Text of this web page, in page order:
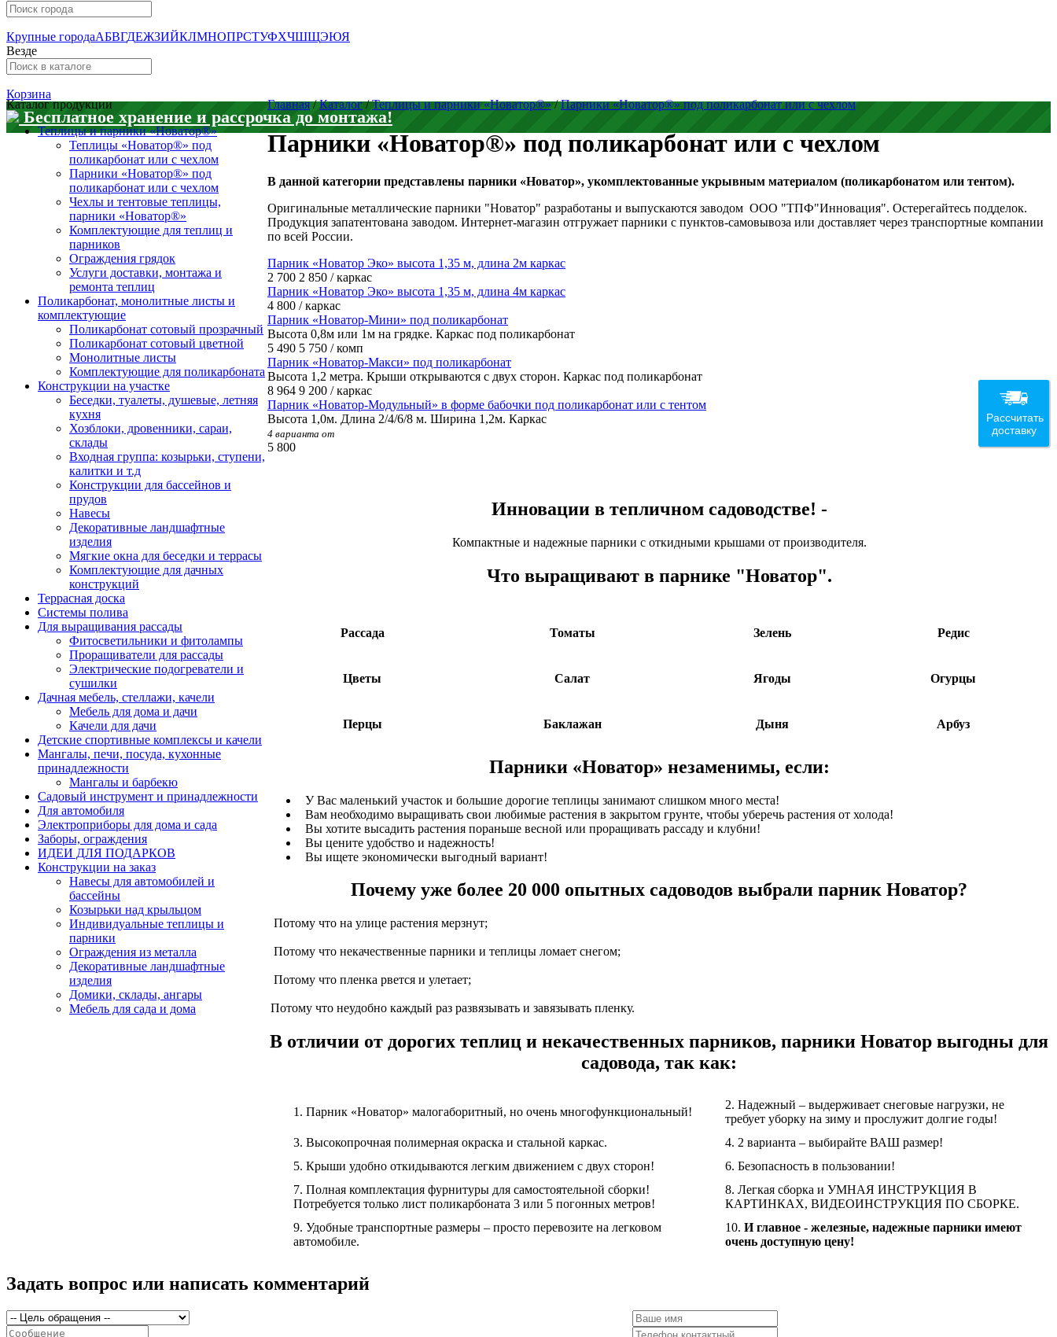
Крупные городаАБВГДЕЖЗИЙКЛМНОПРСТУФХЧШЩЭЮЯ
Везде
Корзина
Бесплатное хранение и рассрочка до монтажа!
Каталог продукции
Теплицы и парники «Новатор®»
Теплицы «Новатор®» под
поликарбонат или с чехлом
Парники «Новатор®» под
поликарбонат или с чехлом
Чехлы и тентовые теплицы,
парники «Новатор®»
Комплектующие для теплиц и
парников
Ограждения грядок
Услуги доставки, монтажа и
ремонта теплиц
Поликарбонат, монолитные листы и
комплектующие
Поликарбонат сотовый прозрачный
Поликарбонат сотовый цветной
Монолитные листы
Комплектующие для поликарбоната
Конструкции на участке
Беседки, туалеты, душевые, летняя
кухня
Хозблоки, дровенники, сараи,
склады
Входная группа: козырьки, ступени,
калитки и т.д
Конструкции для бассейнов и
прудов
Навесы
Декоративные ландшафтные
изделия
Мягкие окна для беседки и террасы
Комплектующие для дачных
конструкций
Террасная доска
Системы полива
Для выращивания рассады
Фитосветильники и фитолампы
Проращиватели для рассады
Электрические подогреватели и
сушилки
Дачная мебель, стеллажи, качели
Мебель для дома и дачи
Качели для дачи
Детские спортивные комплексы и качели
Мангалы, печи, посуда, кухонные
принадлежности
Мангалы и барбекю
Садовый инструмент и принадлежности
Для автомобиля
Электроприборы для дома и сада
Заборы, ограждения
ИДЕИ ДЛЯ ПОДАРКОВ
Конструкции на заказ
Навесы для автомобилей и
бассейны
Козырьки над крыльцом
Индивидуальные теплицы и
парники
Ограждения из металла
Декоративные ландшафтные
изделия
Домики, склады, ангары
Мебель для сада и дома
Главная/Каталог/Теплицы и парники «Новатор®»/Парники «Новатор®» под поликарбонат или с чехлом
Парники «Новатор®» под поликарбонат или с чехлом
В данной категории представлены парники «Новатор», укомплектованные укрывным материалом (поликарбонатом или тентом).
Оригинальные металлические парники "Новатор" разработаны и выпускаются заводом ООО "ТПФ"Инновация". Остерегайтесь подделок.
Продукция запатентована заводом. Интернет-магазин отгружает парники с пунктов-самовывоза или доставляет через транспортные компании
по всей России.
Парник «Новатор Эко» высота 1,35 м, длина 2м каркас
2 700 2 850 /каркас
Парник «Новатор Эко» высота 1,35 м, длина 4м каркас
4 800 /каркас
Парник «Новатор-Мини» под поликарбонат
Высота 0,8м или 1м на грядке. Каркас под поликарбонат
5 490 5 750 /комп
Парник «Новатор-Макси» под поликарбонат
Высота 1,2 метра. Крыши открываются с двух сторон. Каркас под поликарбонат
8 964 9 200 /каркас
Парник «Новатор-Модульный» в форме бабочки под поликарбонат или с тентом
Высота 1,0м. Длина 2/4/6/8 м. Ширина 1,2м. Каркас
4 варианта от
5 800
Инновации в тепличном садоводстве! -
Компактные и надежные парники с откидными крышами от производителя.
Что выращивают в парнике "Новатор".
Рассада Томаты Зелень Редис
Цветы Салат Ягоды Огурцы
Перцы Баклажан Дыня Арбуз
Парники «Новатор» незаменимы, если:
У Вас маленький участок и большие дорогие теплицы занимают слишком много места!
Вам необходимо выращивать свои любимые растения в закрытом грунте, чтобы уберечь растения от холода!
Вы хотите высадить растения пораньше весной или проращивать рассаду и клубни!
Вы цените удобство и надежность!
Вы ищете экономически выгодный вариант!
Почему уже более 20 000 опытных садоводов выбрали парник Новатор?
Потому что на улице растения мерзнут;
Потому что некачественные парники и теплицы ломает снегом;
Потому что пленка рвется и улетает;
Потому что неудобно каждый раз развязывать и завязывать пленку.
В отличии от дорогих теплиц и некачественных парников, парники Новатор выгодны для
садовода, так как:
1. Парник «Новатор» малогаборитный, но очень многофункциональный!
2. Надежный – выдерживает снеговые нагрузки, не
требует уборку на зиму и прослужит долгие годы!
3. Высокопрочная полимерная окраска и стальной каркас. 4. 2 варианта – выбирайте ВАШ размер!
5. Крыши удобно откидываются легким движением с двух сторон! 6. Безопасность в пользовании!
7. Полная комплектация фурнитуры для самостоятельной сборки!
Потребуется только лист поликарбоната 3 или 5 погонных метров!
8. Легкая сборка и УМНАЯ ИНСТРУКЦИЯ В
КАРТИНКАХ, ВИДЕОИНСТРУКЦИЯ ПО СБОРКЕ.
9. Удобные транспортные размеры – просто перевозите на легковом
автомобиле.
10. И главное - железные, надежные парники имеют
очень доступную цену!
Задать вопрос или написать комментарий
Рассчитать
доставку